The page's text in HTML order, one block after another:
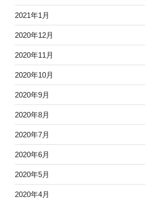
2021年1月
2020年12月
2020年11月
2020年10月
2020年9月
2020年8月
2020年7月
2020年6月
2020年5月
2020年4月